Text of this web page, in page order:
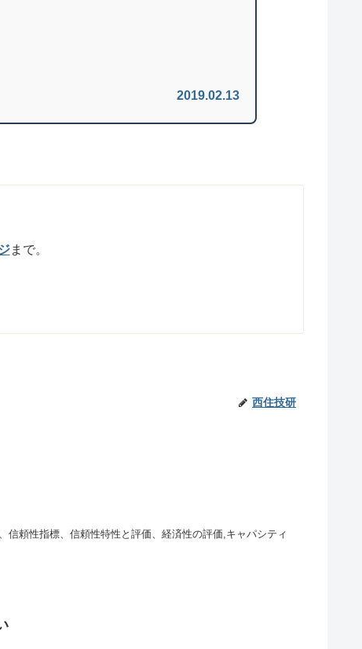
2019.02.13
まで。
西住技研
頼性指標、信頼性特性と評価、経済性の評価,キャパシティ